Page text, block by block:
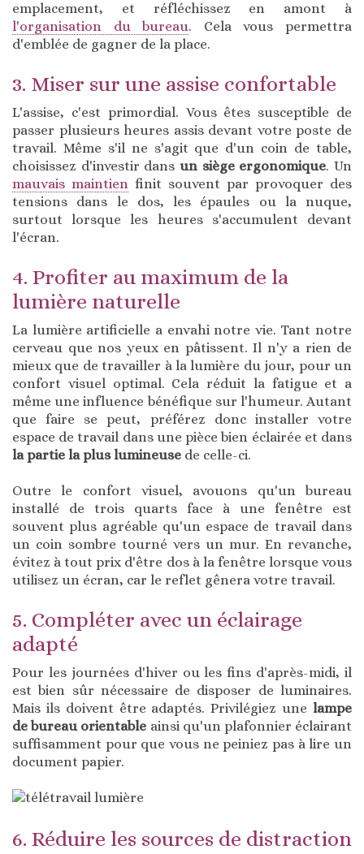
emplacement, et réfléchissez en amont à
l'organisation du bureau. Cela vous permettra
d'emblée de gagner de la place.
3. Miser sur une assise confortable
L'assise, c'est primordial. Vous êtes susceptible de
passer plusieurs heures assis devant votre poste de
travail. Même s'il ne s'agit que d'un coin de table,
choisissez d'investir dans un siège ergonomique. Un
mauvais maintien finit souvent par provoquer des
tensions dans le dos, les épaules ou la nuque,
surtout lorsque les heures s'accumulent devant
l'écran.
4. Profiter au maximum de la
lumière naturelle
La lumière artificielle a envahi notre vie. Tant notre
cerveau que nos yeux en pâtissent. Il n'y a rien de
mieux que de travailler à la lumière du jour, pour un
confort visuel optimal. Cela réduit la fatigue et a
même une influence bénéfique sur l'humeur. Autant
que faire se peut, préférez donc installer votre
espace de travail dans une pièce bien éclairée et dans
la partie la plus lumineuse de celle-ci.
Outre le confort visuel, avouons qu'un bureau
installé de trois quarts face à une fenêtre est
souvent plus agréable qu'un espace de travail dans
un coin sombre tourné vers un mur. En revanche,
évitez à tout prix d'être dos à la fenêtre lorsque vous
utilisez un écran, car le reflet gênera votre travail.
5. Compléter avec un éclairage
adapté
Pour les journées d'hiver ou les fins d'après-midi, il
est bien sûr nécessaire de disposer de luminaires.
Mais ils doivent être adaptés. Privilégiez une lampe
de bureau orientable ainsi qu'un plafonnier éclairant
suffisamment pour que vous ne peiniez pas à lire un
document papier.
6. Réduire les sources de distraction